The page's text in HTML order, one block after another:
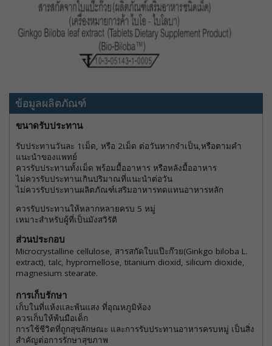
ข้อมูลผลิตภัณฑ์
ขนาดรับประทาน
รับประทานวันละ 1เม็ด, หรือ 2เม็ด ต่อวันหากจำเป็น,หรือตามคำ
แนะนำของแพทย์
ควรรับประทานทั้งเม็ด พร้อมมื้ออาหาร หรือหลังมื้ออาหาร
ไม่ควรรับประทานเกินปริมาณที่แนะนำต่อวัน
ไม่ควรรับประทานผลิตภัณฑ์เสริมอาหารทดแทนอาหารหลัก
ควรรับประทานให้หลากหลายครบ 5 หมู่
เหมาะสำหรับผู้ที่เป็นมังสวิรัติ
ส่วนประกอบ
Microcrystalline cellulose, สารสกัดใบแป๊ะก๊วย(Ginkgo biloba L.
extract), talc, hypromellose, titanium dioxid, silicum dioxide,
magnesium stearate.
การเก็บรักษา
เก็บในที่แห้งและพ้นแสง ที่อุณหภูมิห้อง
ควรเก็บให้พ้นมือเด็ก
การใช้ชีวิตที่ถูกสุขลักษณะ และการรับประทานอาหารครบหมู่ เป็นสิ่ง
สำคัญต่อการรักษาสุขภาพ